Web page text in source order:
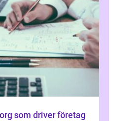
som driver företag